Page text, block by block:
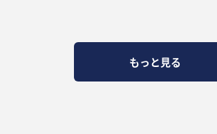
もっと見る